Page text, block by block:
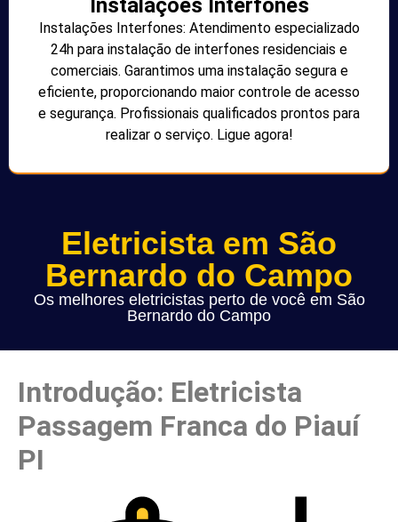
Instalações Interfones
Instalações Interfones: Atendimento especializado
24h para instalação de interfones residenciais e
comerciais. Garantimos uma instalação segura e
eficiente, proporcionando maior controle de acesso
e segurança. Profissionais qualificados prontos para
realizar o serviço. Ligue agora!
Eletricista em São
Bernardo do Campo
Os melhores eletricistas perto de você em São
Bernardo do Campo
Introdução: Eletricista
Passagem Franca do Piauí
PI